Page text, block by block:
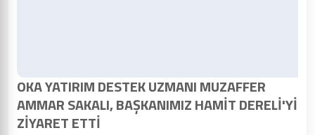
OKA YATIRIM DESTEK UZMANI MUZAFFER
AMMAR SAKALI, BAŞKANIMIZ HAMİT DERELİ'Yİ
ZİYARET ETTİ